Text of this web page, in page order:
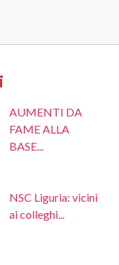
AUMENTI DA
FAME ALLA
BASE...
NSC Liguria: vicini
ai colleghi...